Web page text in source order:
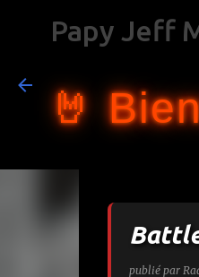
Papy Jeff
🤘
publié par